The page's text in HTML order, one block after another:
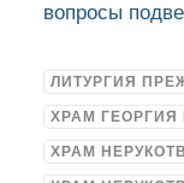
вопросы
ЛИТУРГИЯ
ХРАМ
ХРАМ